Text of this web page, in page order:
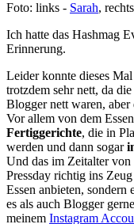
Foto: links - Sarah,
Ich hatte das Hashmag
Erinnerung.
Leider konnte dieses
trotzdem sehr nett, da
Blogger nett waren, aber
Vor allem von dem
Fertiggerichte, die in
werden und dann sogar
Und das im Zeitalter
Pressday richtig ins
Essen anbieten, sondern
es als auch Blogger
meinem Instagram